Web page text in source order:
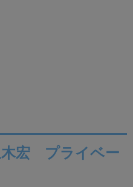
木宏 プライベー